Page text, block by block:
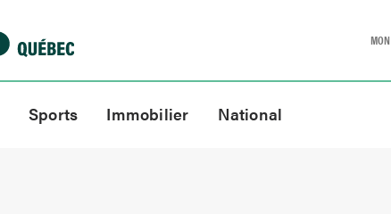
Sports Immobilier National